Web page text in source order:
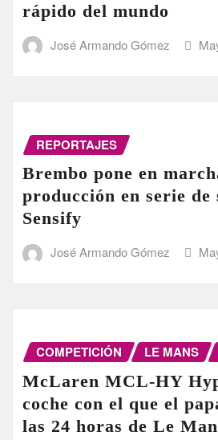
rápido del mundo
José Armando Gómez
REPORTAJES
Brembo pone en
producción en serie de
Sensify
José Armando Gómez
COMPETICIÓN LE MANS
McLaren MCL-HY
coche con el que el
las 24 horas de Le